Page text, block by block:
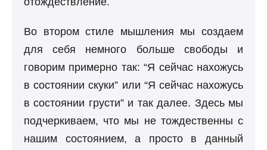
Во втором стиле мышления мы создаем
для себя немного больше свободы и
говорим примерно так: “Я сейчас нахожусь
в состоянии скуки” или “Я сейчас нахожусь
в состоянии грусти” и так далее. Здесь мы
подчеркиваем, что мы не тождественны с
нашим состоянием, а просто в данный